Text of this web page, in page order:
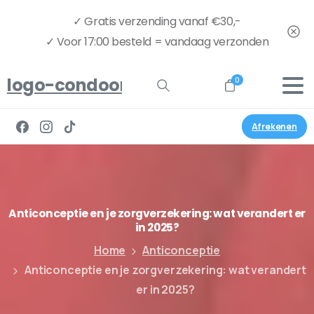
✓ Gratis verzending vanaf €30,-
✓ Voor 17:00 besteld = vandaag verzonden
logo-condoom.nu-full 0
Afrekenen
Anticonceptieenjezorgverzekering:watveranderter
in2025?
Home
Anticonceptie
Anticonceptie en je zorgverzekering: wat verandert
er in 2025?